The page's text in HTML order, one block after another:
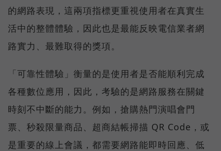
的網路表現，這兩項指標更重視使用者在真實生
活中的整體體驗，因此也是最能反映電信業者網
路實力、最難取得的獎項。
「可靠性體驗」衡量的是使用者是否能順利完成
各種數位應用，因此，考驗的是網路服務在關鍵
時刻不中斷的能力。例如，搶購熱門演唱會門
票、秒殺限量商品、超商結帳掃描 QR Code，或
是重要的線上會議，都需要網路能即時回應、低